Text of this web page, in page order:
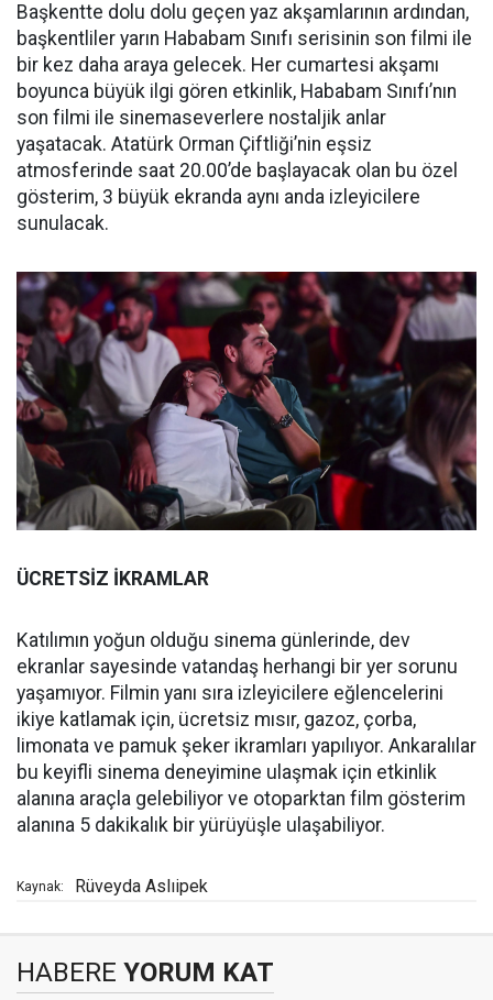
Başkentte dolu dolu geçen yaz akşamlarının ardından,
başkentliler yarın Hababam Sınıfı serisinin son filmi ile
bir kez daha araya gelecek. Her cumartesi akşamı
boyunca büyük ilgi gören etkinlik, Hababam Sınıfı’nın
son filmi ile sinemaseverlere nostaljik anlar
yaşatacak. Atatürk Orman Çiftliği’nin eşsiz
atmosferinde saat 20.00’de başlayacak olan bu özel
gösterim, 3 büyük ekranda aynı anda izleyicilere
sunulacak.
ÜCRETSİZ İKRAMLAR
Katılımın yoğun olduğu sinema günlerinde, dev
ekranlar sayesinde vatandaş herhangi bir yer sorunu
yaşamıyor. Filmin yanı sıra izleyicilere eğlencelerini
ikiye katlamak için, ücretsiz mısır, gazoz, çorba,
limonata ve pamuk şeker ikramları yapılıyor. Ankaralılar
bu keyifli sinema deneyimine ulaşmak için etkinlik
alanına araçla gelebiliyor ve otoparktan film gösterim
alanına 5 dakikalık bir yürüyüşle ulaşabiliyor.
Kaynak: Rüveyda Aslıipek
HABERE YORUM KAT